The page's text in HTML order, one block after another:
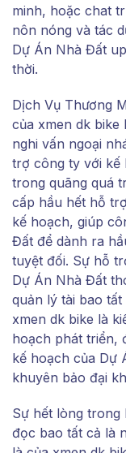
minh, hoặc chat
nôn nóng và tác
Dự Án Nhà Đất
thời.
Dịch Vụ Thương
của xmen dk
nghi vấn ngoại
trợ công ty với kế
trong quãng quá
cấp hầu hết hỗ
kế hoạch, giúp
Đất để dành ra
tuyệt đối. Sự hỗ
Dự Án Nhà Đất
quản lý tài bao
xmen dk bike là
hoạch phát triển,
kế hoạch của Dự
khuyên bảo đại
Sự hết lòng trong
đọc bao tất cả là